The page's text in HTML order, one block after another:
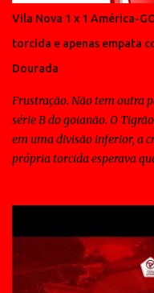
Vila Nova 1 x 1 América-
torcida e apenas empata
Dourada
Frustração. Não tem outra
série B do goianão. O
em uma divisão inferior, a
própria torcida esperava
também não. E o elenco
série" para decidir
é o Frontini, que só sabe